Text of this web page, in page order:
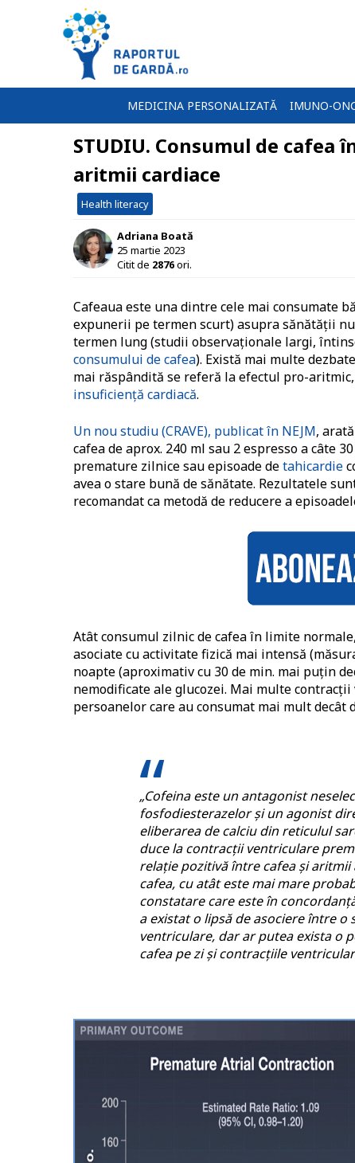
MEDICINA PERSONALIZATĂ IMUNO-
STUDIU. Consumul de
aritmii cardiace
Health literacy
Adriana Boată
25 martie 2023
Citit de 2876ori.
Cafeaua este una dintre cele mai consumate
expunerii pe termen scurt) asupra sănătății
termen lung (studii observaționale largi,
consumului de cafea). Există mai multe
mai răspândită se referă la efectul pro-
insuficiență cardiacă.
Un nou studiu (CRAVE), publicat în NEJM,
cafea de aprox. 240 ml sau 2 espresso a câte
premature zilnice sau episoade detahicardie
avea o stare bună de sănătate. Rezultatele
recomandat ca metodă de reducere a
Atât consumul zilnic de cafea în limite
asociate cu activitate fizică mai intensă
noapte (aproximativ cu 30 de min. mai puțin
nemodificate ale glucozei. Mai multe
persoanelor care au consumat mai mult decât
„Cofeina este un antagonist
fosfodiesterazelor și un agonist
eliberarea de calciu din reticulul
duce la contracții ventriculare
relație pozitivă între cafea și
cafea, cu atât este mai mare
constatare care este în
a existat o lipsă de asociere între o
ventriculare, dar ar putea exista o
cafea pe zi și contracțiile